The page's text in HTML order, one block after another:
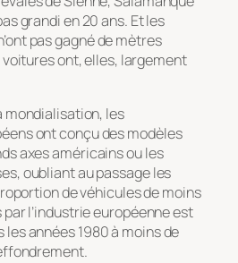
grandi en 20 ans. Et les
pas gagné de mètres
ont, elles, largement
mondialisation, les
ont conçu des modèles
axes américains ou les
oubliant au passage les
de véhicules de moins
l’industrie européenne est
les années 1980 à moins de